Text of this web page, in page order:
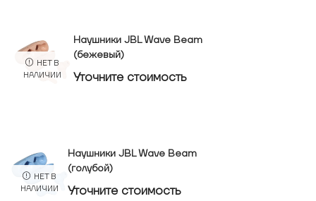
НЕТ В
НАЛИЧИИ
Наушники JBL Wave Beam
(бежевый)
Уточнитe стоимость
НЕТ В
НАЛИЧИИ
Наушники JBL Wave Beam
(голубой)
Уточнитe стоимость